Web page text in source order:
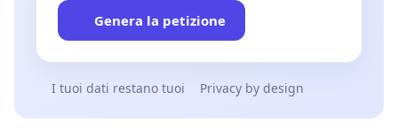
Genera la petizione
I tuoi dati restano tuoi Privacy by design